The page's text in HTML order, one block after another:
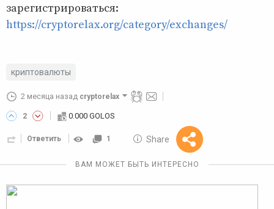
зарегистрироваться:
https://cryptorelax.org/category/exchanges/
криптовалюты
2 месяца назад cryptorelax
2 0.000 GOLOS
Ответить 1 Share
Reward
10 GOLOS
ВАМ МОЖЕТ БЫТЬ ИНТЕРЕСНО